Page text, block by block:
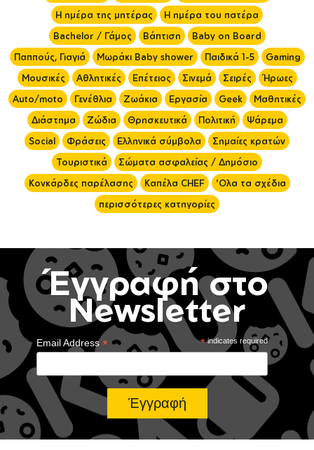
Η ημέρα της μητέρας
Η ημέρα του πατέρα
Bachelor / Γάμος
Βάπτιση
Baby on Board
Παππούς, Γιαγιά
Μωράκι Baby shower Παιδικά 1-5
Gaming
Μουσικές
Αθλητικές Επέτειος Σινεμά Σειρές
Ήρωες
Auto/moto
Γενέθλια Ζωάκια Εργασία Geek
Μαθητικές
Διάστημα
Ζώδια Θρησκευτικά Πολιτική
Ψάρεμα
Social
Φράσεις Ελληνικά σύμβολα
Σημαίες κρατών
Τουριστικά
Σώματα ασφαλείας / Δημόσιο
Κονκάρδες παρέλασης
Καπέλα CHEF
'Ολα τα σχέδια
περισσότερες κατηγορίες
Έγγραφή στο
Newsletter
*indicates required
Email Address*